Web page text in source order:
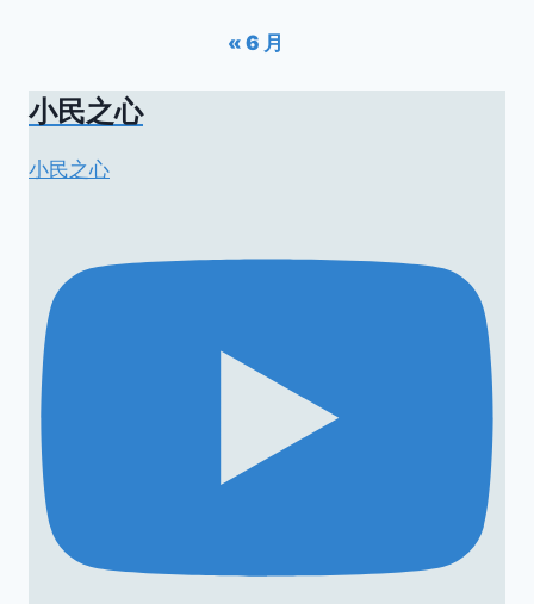
« 6 月
小民之心
小民之心